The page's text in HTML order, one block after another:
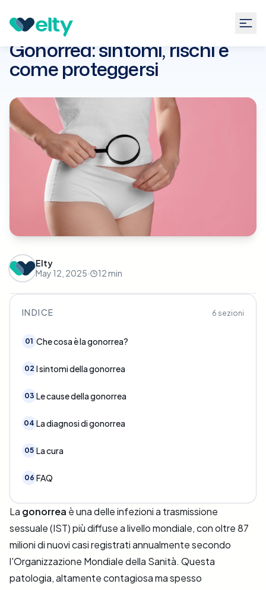
Guide Ginecologia
Gonorrea: sintomi, rischi e come
Gonorrea: sintomi, rischi e
come proteggersi
Elty
May 12, 2025· 12min
INDICE 6 sezioni
01 Che cosa è la gonorrea?
02 I sintomi della gonorrea
03 Le cause della gonorrea
04 La diagnosi di gonorrea
05 La cura
06 FAQ
La gonorrea è una delle infezioni a trasmissione
sessuale (IST) più diffuse a livello mondiale, con oltre 87
milioni di nuovi casi registrati annualmente secondo
l'Organizzazione Mondiale della Sanità. Questa
patologia, altamente contagiosa ma spesso